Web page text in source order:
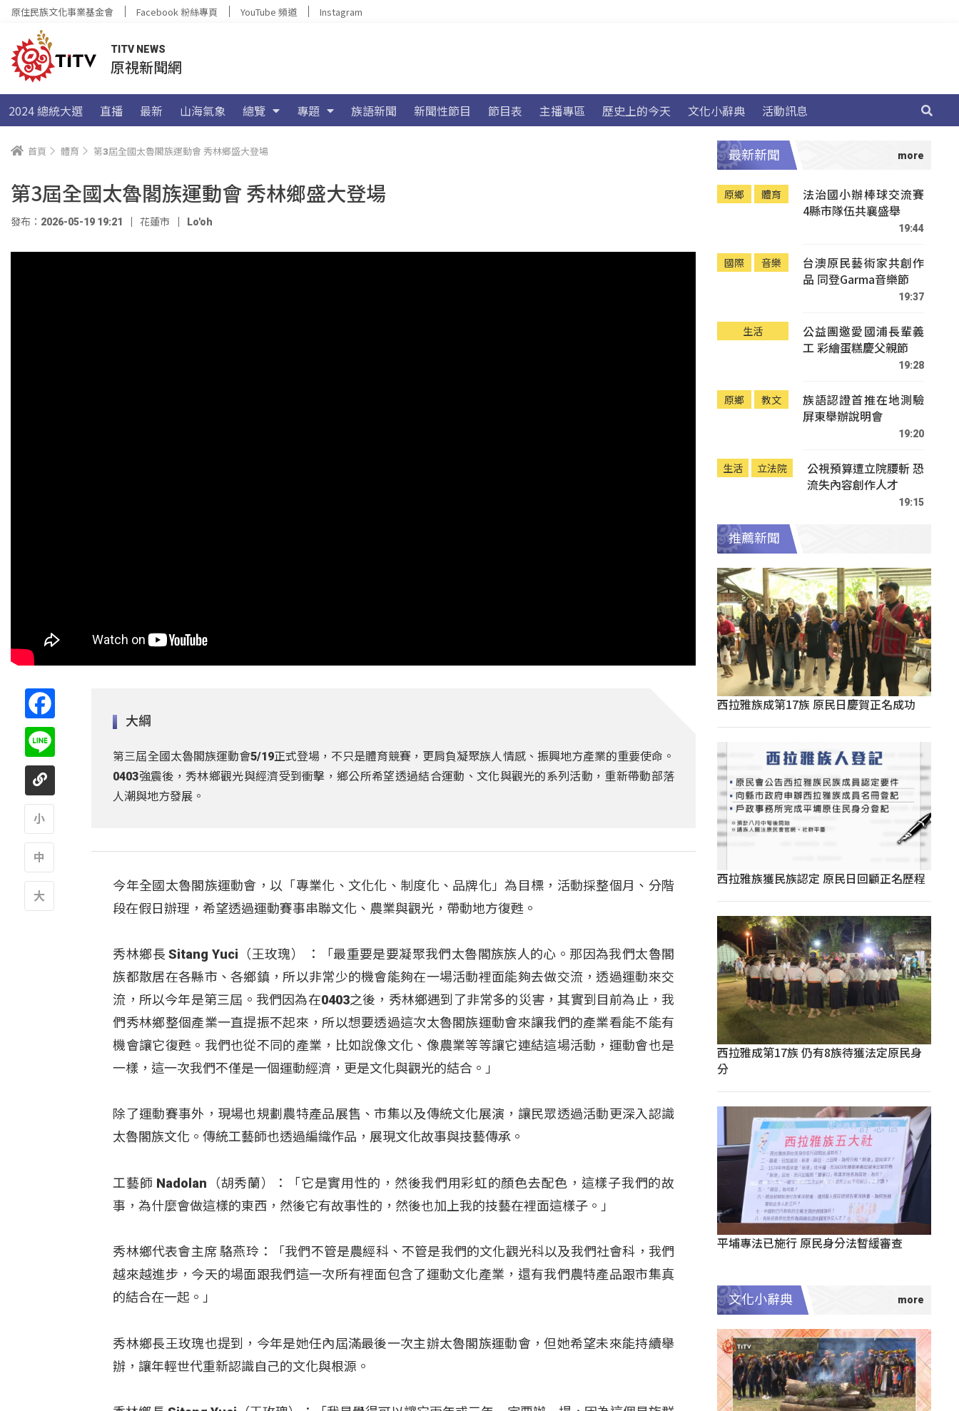
原住民族文化事業基金會 Facebook 粉絲專頁 YouTube 頻道 Instagram
TITV NEWS
原視新聞網
2024 總統大選 直播 最新 山海氣象 總覽 專題 族語新聞 新聞性節目 節目表 主播專區 歷史上的今天 文化小辭典 活動訊息
首頁 體育 第3屆全國太魯閣族運動會 秀林鄉盛大登場
第3屆全國太魯閣族運動會 秀林鄉盛大登場
發布：2026-05-19 19:21 花蓮市 Lo'oh
大綱
第三屆全國太魯閣族運動會5/19正式登場，不只是體育競賽，更肩負凝聚族人情感、振興地方產業的重要使命。
0403強震後，秀林鄉觀光與經濟受到衝擊，鄉公所希望透過結合運動、文化與觀光的系列活動，重新帶動部落
人潮與地方發展。
今年全國太魯閣族運動會，以「專業化、文化化、制度化、品牌化」為目標，活動採整個月、分階
段在假日辦理，希望透過運動賽事串聯文化、農業與觀光，帶動地方復甦。
秀林鄉長 Sitang Yuci（王玫瑰） ：「最重要是要凝聚我們太魯閣族族人的心。那因為我們太魯閣
族都散居在各縣市、各鄉鎮，所以非常少的機會能夠在一場活動裡面能夠去做交流，透過運動來交
流，所以今年是第三屆。我們因為在0403之後，秀林鄉遇到了非常多的災害，其實到目前為止，我
們秀林鄉整個產業一直提振不起來，所以想要透過這次太魯閣族運動會來讓我們的產業看能不能有
機會讓它復甦。我們也從不同的產業，比如說像文化、像農業等等讓它連結這場活動，運動會也是
一樣，這一次我們不僅是一個運動經濟，更是文化與觀光的結合。」
除了運動賽事外，現場也規劃農特產品展售、市集以及傳統文化展演，讓民眾透過活動更深入認識
太魯閣族文化。傳統工藝師也透過編織作品，展現文化故事與技藝傳承。
工藝師 Nadolan（胡秀蘭）：「它是實用性的，然後我們用彩虹的顏色去配色，這樣子我們的故
事，為什麼會做這樣的東西，然後它有故事性的，然後也加上我的技藝在裡面這樣子。」
秀林鄉代表會主席 駱燕玲：「我們不管是農經科、不管是我們的文化觀光科以及我們社會科，我們
越來越進步，今天的場面跟我們這一次所有裡面包含了運動文化產業，還有我們農特產品跟市集真
的結合在一起。」
秀林鄉長王玫瑰也提到，今年是她任內屆滿最後一次主辦太魯閣族運動會，但她希望未來能持續舉
辦，讓年輕世代重新認識自己的文化與根源。
最新新聞
原鄉 體育
法治國小辦棒球交流賽
4縣市隊伍共襄盛舉
19:44
國際 音樂
台澳原民藝術家共創作
品 同登Garma音樂節
19:37
生活
公益團邀愛國浦長輩義
工 彩繪蛋糕慶父親節
19:28
原鄉 教文
族語認證首推在地測驗
屏東舉辦說明會
19:20
生活 立法院
公視預算遭立院腰斬 恐
流失內容創作人才
19:15
推薦新聞
西拉雅族成第17族 原民日慶賀正名成功
西拉雅族獲民族認定 原民日回顧正名歷程
西拉雅成第17族 仍有8族待獲法定原民身
分
平埔專法已施行 原民身分法暫緩審查
文化小辭典